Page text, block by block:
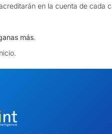
en la cuenta de cada
más.